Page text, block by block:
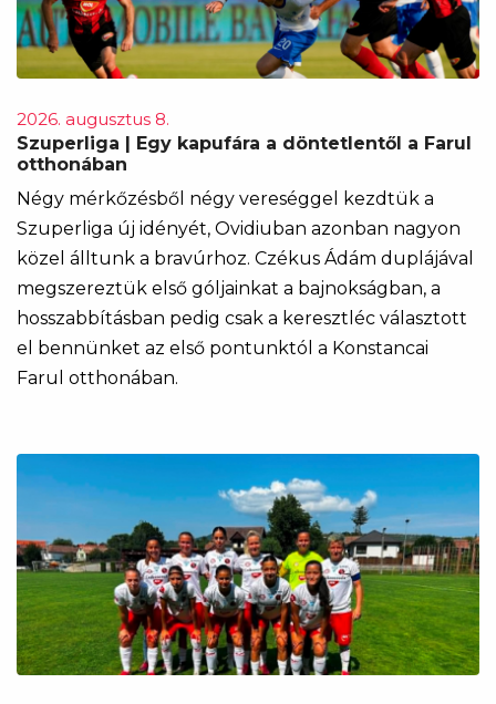
2026. augusztus 8.
Szuperliga | Egy kapufára a döntetlentől a Farul
otthonában
Négy mérkőzésből négy vereséggel kezdtük a
Szuperliga új idényét, Ovidiuban azonban nagyon
közel álltunk a bravúrhoz. Czékus Ádám duplájával
megszereztük első góljainkat a bajnokságban, a
hosszabbításban pedig csak a keresztléc választott
el bennünket az első pontunktól a Konstancai
Farul otthonában.